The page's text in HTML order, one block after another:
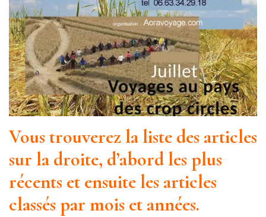
Vous trouverez la liste des articles
sur la droite, d’abord les plus
récents et ensuite les articles
classés par mois et années.